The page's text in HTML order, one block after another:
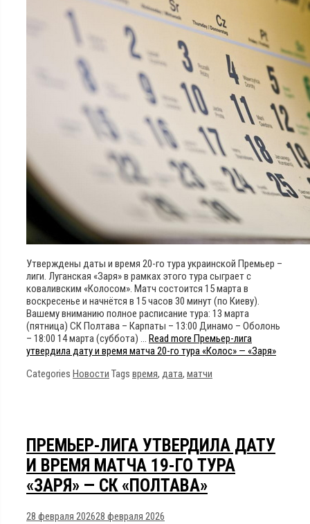
Утверждены даты и время 20-го тура украинской Премьер –
лиги. Луганская «Заря» в рамках этого тура сыграет с
коваливским «Колосом». Матч состоится 15 марта в
воскресенье и начнётся в 15 часов 30 минут (по Киеву).
Вашему вниманию полное расписание тура: 13 марта
(пятница) СК Полтава – Карпаты – 13:00 Динамо – Оболонь
– 18:00 14 марта (суббота) … Read more Премьер-лига
утвердила дату и время матча 20-го тура «Колос» — «Заря»
Categories Новости Tags время, дата, матчи
ПРЕМЬЕР-ЛИГА УТВЕРДИЛА ДАТУ
И ВРЕМЯ МАТЧА 19-ГО ТУРА
«ЗАРЯ» — СК «ПОЛТАВА»
28 февраля 202628 февраля 2026